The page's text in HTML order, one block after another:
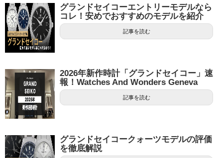
グランドセイコーエントリーモデルなら
コレ！安めでおすすめのモデルを紹介
記事を読む
2026年新作時計「グランドセイコー」速
報！Watches And Wonders Geneva
記事を読む
グランドセイコークォーツモデルの評価
を徹底解説